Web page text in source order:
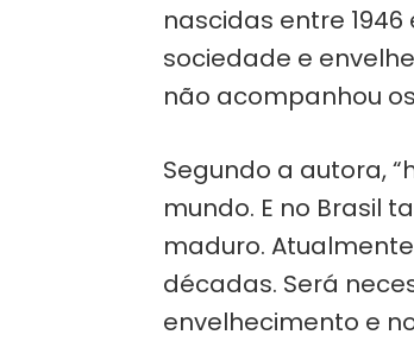
nascidas entre
sociedade e
não acompanhou
Segundo a autora,
mundo. E no Brasil
maduro.
décadas. Será
envelhecimento e